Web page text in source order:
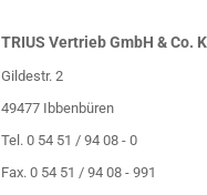
TRIUS Vertrieb GmbH & Co.
Gildestr. 2
49477 Ibbenbüren
Tel. 0 54 51 / 94 08 - 0
Fax. 0 54 51 / 94 08 - 991